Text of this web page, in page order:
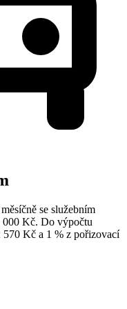
se služebním
000 Kč. Do výpočtu
570 Kč a 1 % z pořizovací